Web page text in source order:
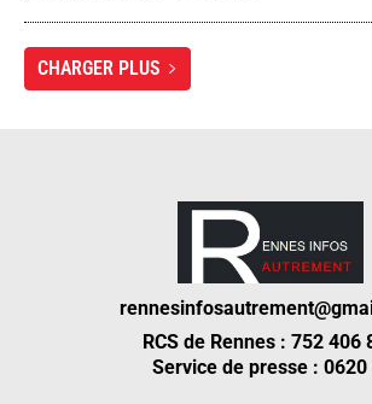
CHARGER PLUS
RCS de Rennes : 752 406
Service de presse : 0620